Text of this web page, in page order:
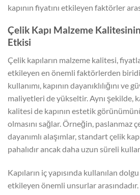
kapının fiyatını etkileyen faktörler
Çelik Kapı Malzeme
Etkisi
Çelik kapıların malzeme kalitesi,
etkileyen en önemli faktörlerden
kullanımı, kapının dayanıklılığını ve
maliyetleri de yükseltir. Aynı şekilde,
kalitesi de kapının estetik
olmasını sağlar. Örneğin, paslanmaz
dayanımlı alaşımlar, standart çelik
pahalıdır ancak daha uzun süreli
Kapıların iç yapısında kullanılan
etkileyen önemli unsurlar